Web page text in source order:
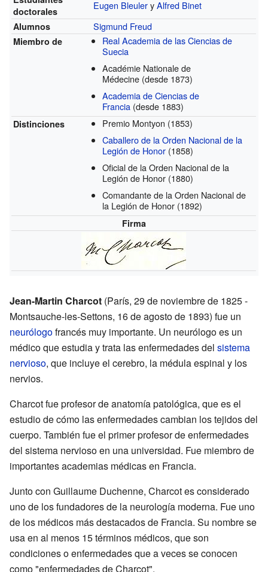
doctorales
Eugen BleuleryAlfred Binet
Alumnos Sigmund Freud
Miembro de
Real Academia de las Ciencias de
Suecia
Académie Nationale de
Médecine (desde 1873)
Academia de Ciencias de
Francia (desde 1883)
Distinciones Premio Montyon (1853)
Caballero de la Orden Nacional de la
Legión de Honor (1858)
Oficial de la Orden Nacional de la
Legión de Honor (1880)
Comandante de la Orden Nacional de
la Legión de Honor (1892)
Firma
Jean-Martin Charcot (París, 29 de noviembre de 1825 -
Montsauche-les-Settons, 16 de agosto de 1893) fue un
neurólogofrancés muy importante. Un neurólogo es un
médico que estudia y trata las enfermedades del sistema
nervioso, que incluye el cerebro, la médula espinal y los
nervios.
Charcot fue profesor de anatomía patológica, que es el
estudio de cómo las enfermedades cambian los tejidos del
cuerpo. También fue el primer profesor de enfermedades
del sistema nervioso en una universidad. Fue miembro de
importantes academias médicas en Francia.
Junto con Guillaume Duchenne, Charcot es considerado
uno de los fundadores de la neurología moderna. Fue uno
de los médicos más destacados de Francia. Su nombre se
usa en al menos 15 términos médicos, que son
condiciones o enfermedades que a veces se conocen
como "enfermedades de Charcot".